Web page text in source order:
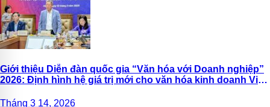
Giới thiệu Diễn đàn quốc gia “Văn hóa với Doanh nghiệp”
2026: Định hình hệ giá trị mới cho văn hóa kinh doanh Việt
Tháng 3 14, 2026